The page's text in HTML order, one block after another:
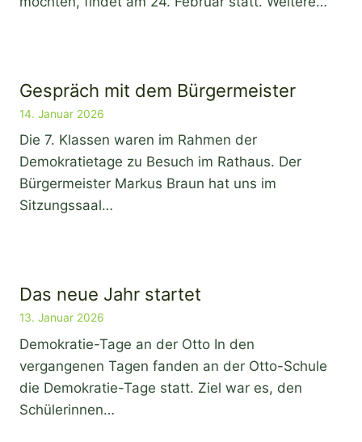
Gespräch mit dem Bürgermeister
14. Januar 2026
Die 7. Klassen waren im Rahmen der
Demokratietage zu Besuch im Rathaus. Der
Bürgermeister Markus Braun hat uns im
Sitzungssaal…
Das neue Jahr startet
13. Januar 2026
Demokratie-Tage an der Otto In den
vergangenen Tagen fanden an der Otto-Schule
die Demokratie-Tage statt. Ziel war es, den
Schülerinnen…